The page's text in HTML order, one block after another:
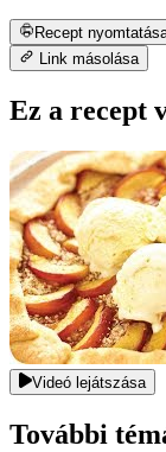
Recept
Link másolása
Ez a recept
Videó lejátszása
További